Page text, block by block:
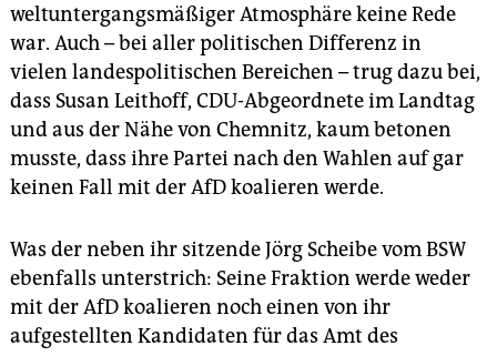
weltuntergangsmäßiger Atmosphäre keine Rede
war. Auch – bei aller politischen Differenz in
vielen landespolitischen Bereichen – trug dazu bei,
dass Susan Leithoff, CDU-Abgeordnete im Landtag
und aus der Nähe von Chemnitz, kaum betonen
musste, dass ihre Partei nach den Wahlen auf gar
keinen Fall mit der AfD koalieren werde.
Was der neben ihr sitzende Jörg Scheibe vom BSW
ebenfalls unterstrich: Seine Fraktion werde weder
mit der AfD koalieren noch einen von ihr
aufgestellten Kandidaten für das Amt des